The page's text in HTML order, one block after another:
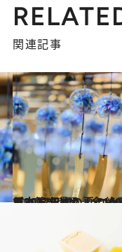
関連記事
2022.8.4
【2022年版】 いつか行きたい！ 日本の夏の絶景 西日本篇まとめ《全160スポット》①
旅＆お出かけ